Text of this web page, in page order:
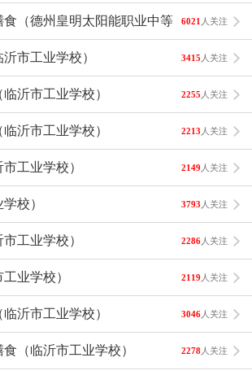
食（德州皇明太阳能职业中等专业学
6021 人关注
市工业学校） 3415 人关注
沂市工业学校） 2255 人关注
沂市工业学校） 2213 人关注
工业学校） 2149 人关注
校） 3793 人关注
工业学校） 2286 人关注
业学校） 2119 人关注
沂市工业学校） 3046 人关注
（临沂市工业学校） 2278 人关注